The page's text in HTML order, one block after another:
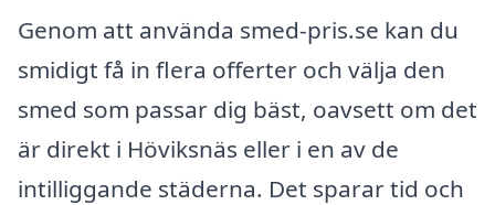
Genom att använda smed-pris.se kan du
smidigt få in flera offerter och välja den
smed som passar dig bäst, oavsett om det
är direkt i Höviksnäs eller i en av de
intilliggande städerna. Det sparar tid och